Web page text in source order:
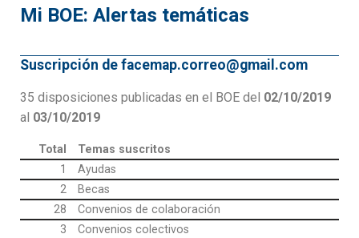
Mi BOE: Alertas temáticas
Suscripción de facemap.correo@gmail.com
35 disposiciones publicadas en el BOE del 02/10/2019
al 03/10/2019
Total
Temas suscritos
1
Ayudas
2
Becas
28
Convenios de colaboración
3
Convenios colectivos